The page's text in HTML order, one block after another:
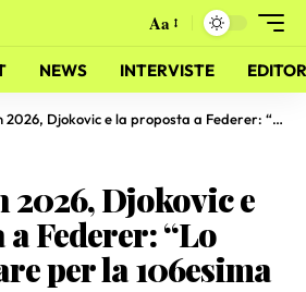
Aa
NEWS INTERVISTE
e la proposta a Federer: “Lo voglio sfidare per la 106esima vittoria”
2026, Djokovic e
Federer: “Lo
per la 106esima